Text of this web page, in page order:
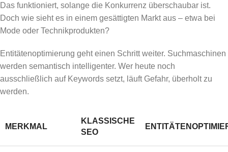
Das funktioniert, solange die Konkurrenz überschaubar ist.
Doch wie sieht es in einem gesättigten Markt aus – etwa bei
Mode oder Technikprodukten?
Entitätenoptimierung geht einen Schritt weiter. Suchmaschinen
werden semantisch intelligenter. Wer heute noch
ausschließlich auf Keywords setzt, läuft Gefahr, überholt zu
werden.
MERKMAL
KLASSISCHE
SEO